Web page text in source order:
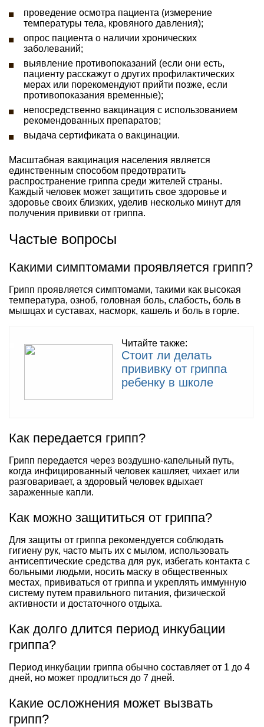
проведение осмотра пациента (измерение
температуры тела, кровяного давления);
опрос пациента о наличии хронических
заболеваний;
выявление противопоказаний (если они есть,
пациенту расскажут о других профилактических
мерах или порекомендуют прийти позже, если
противопоказания временные);
непосредственно вакцинация с использованием
рекомендованных препаратов;
выдача сертификата о вакцинации.
Масштабная вакцинация населения является
единственным способом предотвратить
распространение гриппа среди жителей страны.
Каждый человек может защитить свое здоровье и
здоровье своих близких, уделив несколько минут для
получения прививки от гриппа.
Частые вопросы
Какими симптомами проявляется грипп?
Грипп проявляется симптомами, такими как высокая
температура, озноб, головная боль, слабость, боль в
мышцах и суставах, насморк, кашель и боль в горле.
Читайте также:
Стоит ли делать
прививку от гриппа
ребенку в школе
Как передается грипп?
Грипп передается через воздушно-капельный путь,
когда инфицированный человек кашляет, чихает или
разговаривает, а здоровый человек вдыхает
зараженные капли.
Как можно защититься от гриппа?
Для защиты от гриппа рекомендуется соблюдать
гигиену рук, часто мыть их с мылом, использовать
антисептические средства для рук, избегать контакта с
больными людьми, носить маску в общественных
местах, прививаться от гриппа и укреплять иммунную
систему путем правильного питания, физической
активности и достаточного отдыха.
Как долго длится период инкубации
гриппа?
Период инкубации гриппа обычно составляет от 1 до 4
дней, но может продлиться до 7 дней.
Какие осложнения может вызвать
грипп?